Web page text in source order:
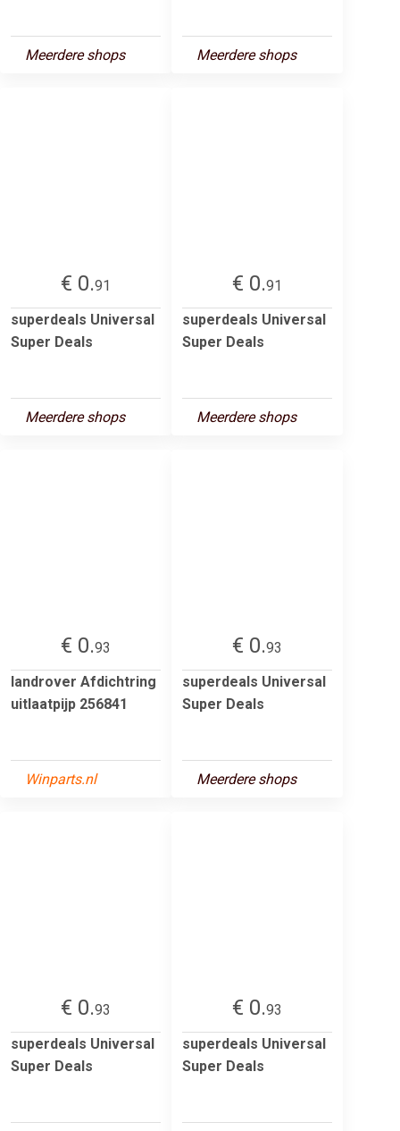
Meerdere shops Meerdere shops
€ 0.91
superdeals Universal
Super Deals
Meerdere shops
€ 0.91
superdeals Universal
Super Deals
Meerdere shops
€ 0.93
landrover Afdichtring
uitlaatpijp 256841
Winparts.nl
€ 0.93
superdeals Universal
Super Deals
Meerdere shops
€ 0.93
superdeals Universal
Super Deals
€ 0.93
superdeals Universal
Super Deals